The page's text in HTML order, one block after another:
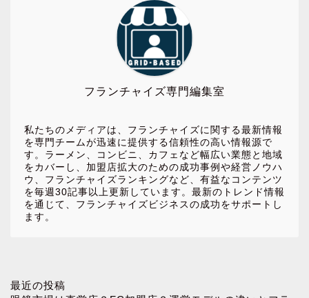
フランチャイズ専門編集室
私たちのメディアは、フランチャイズに関する最新情報
を専門チームが迅速に提供する信頼性の高い情報源で
す。ラーメン、コンビニ、カフェなど幅広い業態と地域
をカバーし、加盟店拡大のための成功事例や経営ノウハ
ウ、フランチャイズランキングなど、有益なコンテンツ
を毎週30記事以上更新しています。最新のトレンド情報
を通じて、フランチャイズビジネスの成功をサポートし
ます。
最近の投稿